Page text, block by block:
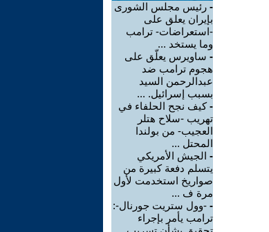
- رئيس مجلس الشورى
بإيران يعلق على
-استعراضات- ترامب
وما يستخد ...
- ساويرس يعلّق على
هجوم ترامب ضد
عبدالرحمن السيد
بسبب إسرائيل. ...
-كيف نجح الحلفاء في
تهريب -سلاح هتلر
العجيب- من بولندا
المحتل ...
- الجيش الأمريكي
يتسلم دفعة كبيرة من
صواريخ استخدمت لأول
مرة ف ...
- -وول ستريت جورنال-:
ترامب يأمر بإجراء